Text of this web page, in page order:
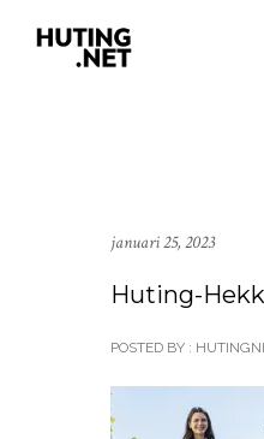
januari 25, 2023
Huting-
POSTED BY :